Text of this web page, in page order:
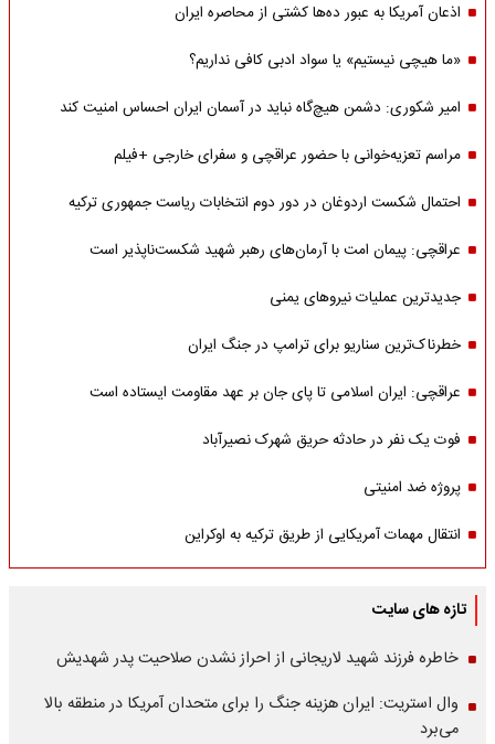
اذعان آمریکا به عبور ده‌ها کشتی از محاصره ایران
«ما هیچی نیستیم» یا سواد ادبی کافی نداریم؟
امیر شکوری: دشمن هیچ‌گاه نباید در آسمان ایران احساس امنیت کند
مراسم تعزیه‌خوانی با حضور عراقچی و سفرای خارجی +فیلم
احتمال شکست اردوغان در دور دوم انتخابات ریاست جمهوری ترکیه
عراقچی: پیمان امت با آرمان‌های رهبر شهید شکست‌ناپذیر است
جدیدترین عملیات نیروهای یمنی
خطرناک‌ترین سناریو برای ترامپ در جنگ ایران
عراقچی: ایران اسلامی تا پای جان بر عهد مقاومت ایستاده است
فوت یک نفر در حادثه حریق شهرک نصیرآباد
پروژه ضد امنیتی
انتقال مهمات آمریکایی از طریق ترکیه به اوکراین
تازه های سایت
خاطره فرزند شهید لاریجانی از احراز نشدن صلاحیت پدر شهدیش
وال استریت: ایران هزینه جنگ را برای متحدان آمریکا در منطقه بالا
می‌برد